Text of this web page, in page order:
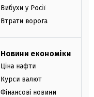
Вибухи у Росії
Втрати ворога
Новини економіки
Ціна нафти
Курси валют
Фінансові новини